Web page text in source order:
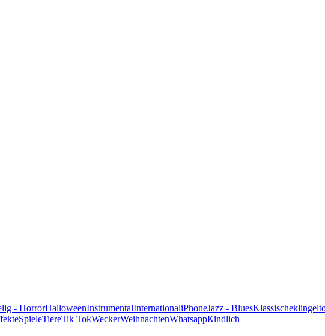
- HorrorHalloweenInstrumentalInternationaliPhoneJazz - BluesKlassische
SpieleTiereTik TokWeckerWeihnachtenWhatsappКindlich